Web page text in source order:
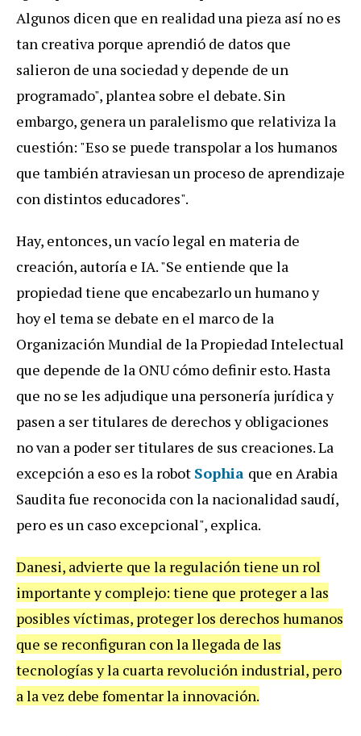
Algunos dicen que en realidad una pieza así no es
tan creativa porque aprendió de datos que
salieron de una sociedad y depende de un
programado", plantea sobre el debate. Sin
embargo, genera un paralelismo que relativiza la
cuestión: "Eso se puede transpolar a los humanos
que también atraviesan un proceso de aprendizaje
con distintos educadores".
Hay, entonces, un vacío legal en materia de
creación, autoría e IA. "Se entiende que la
propiedad tiene que encabezarlo un humano y
hoy el tema se debate en el marco de la
Organización Mundial de la Propiedad Intelectual
que depende de la ONU cómo definir esto. Hasta
que no se les adjudique una personería jurídica y
pasen a ser titulares de derechos y obligaciones
no van a poder ser titulares de sus creaciones. La
excepción a eso es la robot Sophia que en Arabia
Saudita fue reconocida con la nacionalidad saudí,
pero es un caso excepcional", explica.
Danesi, advierte que la regulación tiene un rol
importante y complejo: tiene que proteger a las
posibles víctimas, proteger los derechos humanos
que se reconfiguran con la llegada de las
tecnologías y la cuarta revolución industrial, pero
a la vez debe fomentar la innovación.